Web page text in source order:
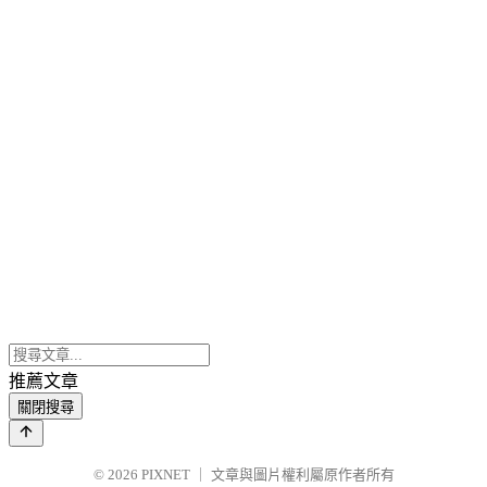
推薦文章
關閉搜尋
© 2026 PIXNET 文章與圖片權利屬原作者所有